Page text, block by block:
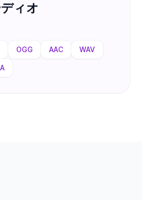
ィオ
OGG AAC WAV